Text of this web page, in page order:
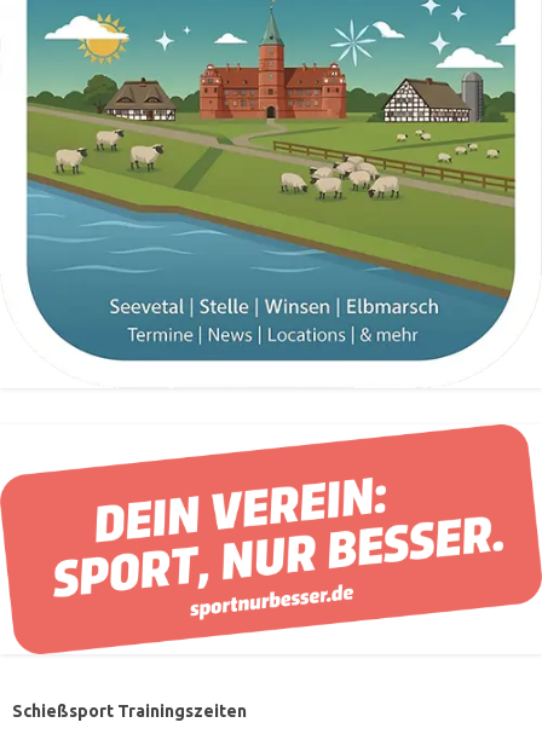
Schießsport Trainingszeiten